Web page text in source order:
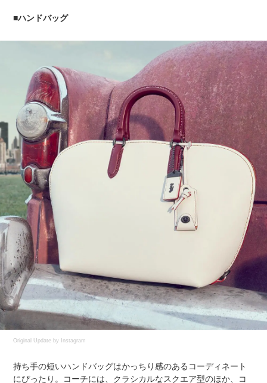
■ハンドバッグ
Original Update by Instagram
持ち手の短いハンドバッグはかっちり感のあるコーディネート
にぴったり。コーチには、クラシカルなスクエア型のほか、コ